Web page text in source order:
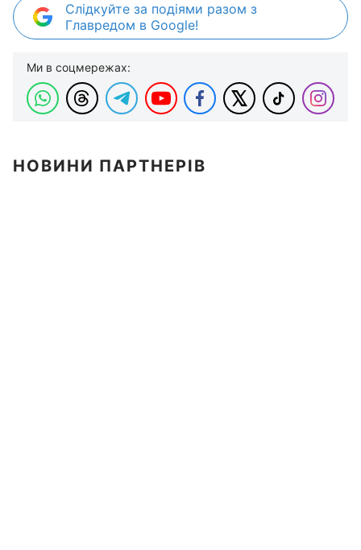
Слідкуйте за подіями разом з
Главредом в Google!
Ми в соцмережах:
НОВИНИ ПАРТНЕРІВ